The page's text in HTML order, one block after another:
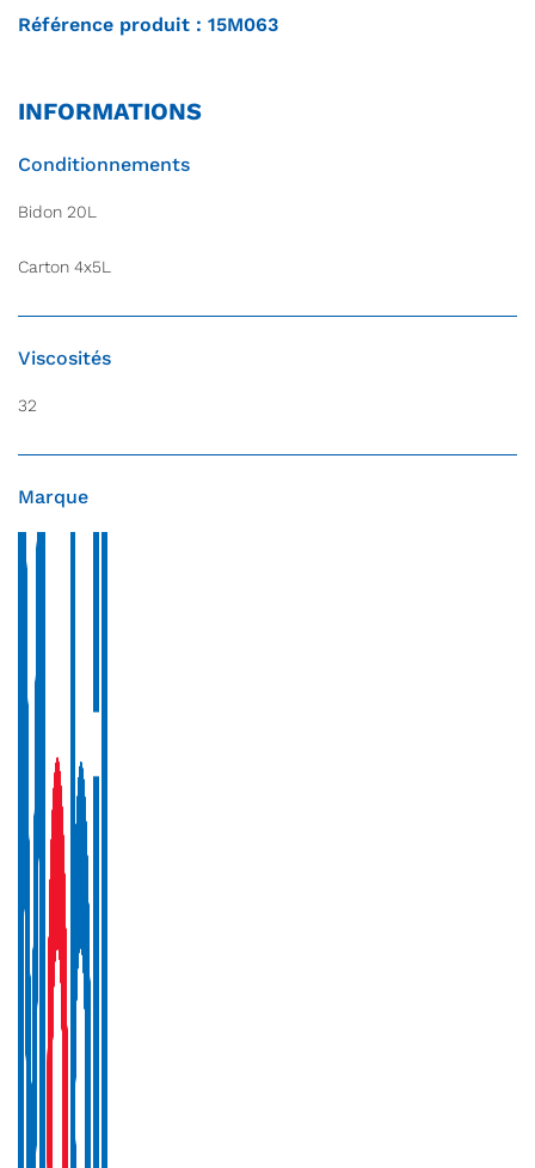
Référence produit : 15M063
INFORMATIONS
Conditionnements
Bidon 20L
Carton 4x5L
Viscosités
32
Marque